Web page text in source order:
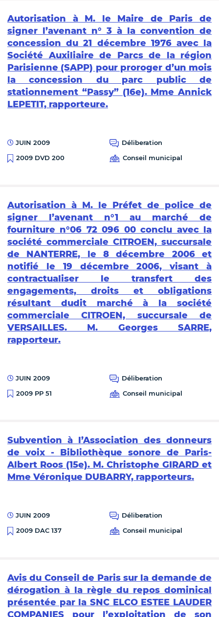
Autorisation à M. le Maire de Paris de
signer l’avenant n° 3 à la convention de
concession du 21 décembre 1976 avec la
Société Auxiliaire de Parcs de la région
Parisienne (SAPP) pour proroger d’un mois
la concession du parc public de
stationnement “Passy” (16e). Mme Annick
LEPETIT, rapporteure.
JUIN 2009
Déliberation
2009 DVD 200
Conseil municipal
Autorisation à M. le Préfet de police de
signer l’avenant n°1 au marché de
fourniture n°06 72 096 00 conclu avec la
société commerciale CITROEN, succursale
de NANTERRE, le 8 décembre 2006 et
notifié le 19 décembre 2006, visant à
contractualiser le transfert des
engagements, droits et obligations
résultant dudit marché à la société
commerciale CITROEN, succursale de
VERSAILLES. M. Georges SARRE,
rapporteur.
JUIN 2009
Déliberation
2009 PP 51
Conseil municipal
Subvention à l’Association des donneurs
de voix - Bibliothèque sonore de Paris-
Albert Roos (15e). M. Christophe GIRARD et
Mme Véronique DUBARRY, rapporteurs.
JUIN 2009
Déliberation
2009 DAC 137
Conseil municipal
Avis du Conseil de Paris sur la demande de
dérogation à la règle du repos dominical
présentée par la SNC ELCO ESTEE LAUDER
COMPANIES pour l’exploitation de son